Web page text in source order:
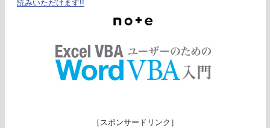
読みいただけます!!
［スポンサードリンク］